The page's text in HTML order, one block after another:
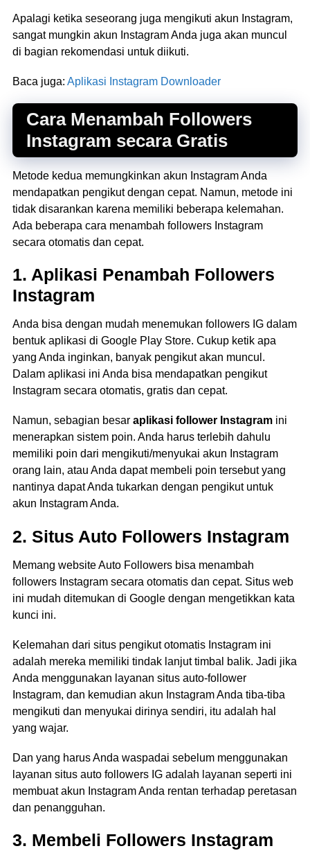
Apalagi ketika seseorang juga mengikuti akun Instagram,
sangat mungkin akun Instagram Anda juga akan muncul
di bagian rekomendasi untuk diikuti.
Baca juga: Aplikasi Instagram Downloader
Cara Menambah Followers
Instagram secara Gratis
Metode kedua memungkinkan akun Instagram Anda
mendapatkan pengikut dengan cepat. Namun, metode ini
tidak disarankan karena memiliki beberapa kelemahan.
Ada beberapa cara menambah followers Instagram
secara otomatis dan cepat.
1. Aplikasi Penambah Followers
Instagram
Anda bisa dengan mudah menemukan followers IG dalam
bentuk aplikasi di Google Play Store. Cukup ketik apa
yang Anda inginkan, banyak pengikut akan muncul.
Dalam aplikasi ini Anda bisa mendapatkan pengikut
Instagram secara otomatis, gratis dan cepat.
Namun, sebagian besar aplikasi follower Instagram ini
menerapkan sistem poin. Anda harus terlebih dahulu
memiliki poin dari mengikuti/menyukai akun Instagram
orang lain, atau Anda dapat membeli poin tersebut yang
nantinya dapat Anda tukarkan dengan pengikut untuk
akun Instagram Anda.
2. Situs Auto Followers Instagram
Memang website Auto Followers bisa menambah
followers Instagram secara otomatis dan cepat. Situs web
ini mudah ditemukan di Google dengan mengetikkan kata
kunci ini.
Kelemahan dari situs pengikut otomatis Instagram ini
adalah mereka memiliki tindak lanjut timbal balik. Jadi jika
Anda menggunakan layanan situs auto-follower
Instagram, dan kemudian akun Instagram Anda tiba-tiba
mengikuti dan menyukai dirinya sendiri, itu adalah hal
yang wajar.
Dan yang harus Anda waspadai sebelum menggunakan
layanan situs auto followers IG adalah layanan seperti ini
membuat akun Instagram Anda rentan terhadap peretasan
dan penangguhan.
3. Membeli Followers Instagram